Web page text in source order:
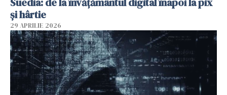
și hârtie
29 APRILIE 2026